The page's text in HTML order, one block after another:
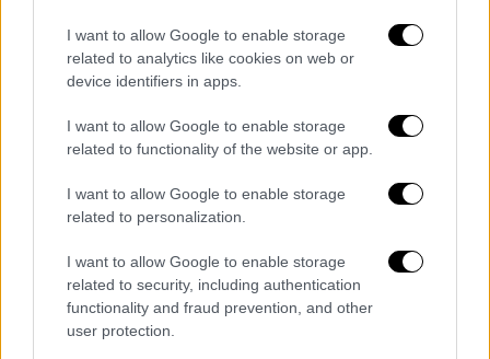
I want to allow Google to enable storage
related to analytics like cookies on web or
device identifiers in apps.
I want to allow Google to enable storage
related to functionality of the website or app.
I want to allow Google to enable storage
related to personalization.
I want to allow Google to enable storage
related to security, including authentication
functionality and fraud prevention, and other
user protection.
που υπηρετούν σε νησιά με πληθυσμό
κάτω των 4.000 κατοίκων, δίνοντας
έμφαση στις πλέον ευάλωτες και
δυσπρόσιτες περιοχές.
Αντικύθηρα, Πόρος, Σπέτσες, Ύδρα, Άγιος
Ευστράτιος, Ψαρά, Οινούσσες, Ανάφη,
Σίκινος, Φολέγανδρος, Αγαθονήσι,
Αστυπάλαια, Λειψοί, Αρκιοί, Κάσος, Κέα,
Κύθνος, Νίσυρος, Κίμωλος, Σέριφος, Σίφνος,
Δονούσα, Ηρακλειά, Κουφονήσια, Σχοινούσα,